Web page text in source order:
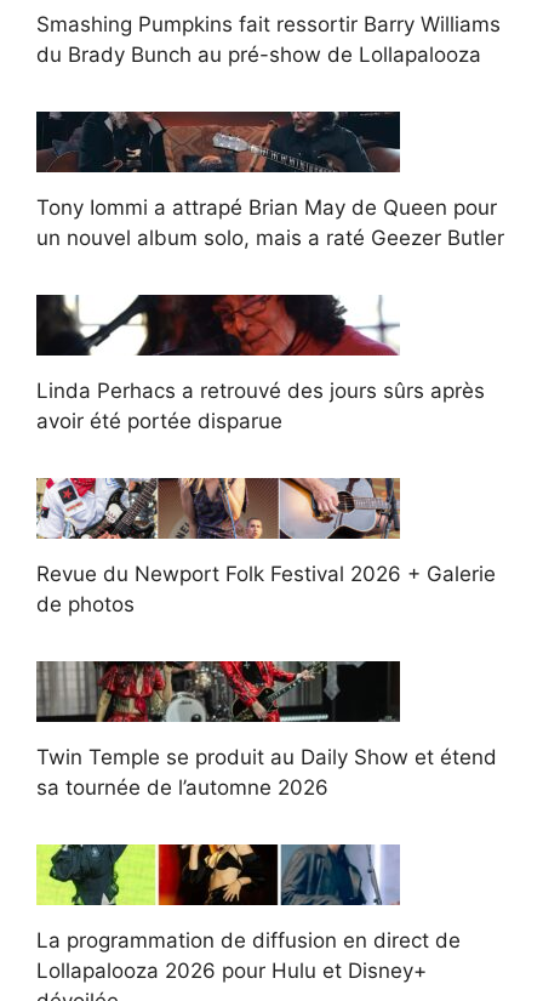
Smashing Pumpkins fait ressortir Barry Williams
du Brady Bunch au pré-show de Lollapalooza
Tony Iommi a attrapé Brian May de Queen pour
un nouvel album solo, mais a raté Geezer Butler
Linda Perhacs a retrouvé des jours sûrs après
avoir été portée disparue
Revue du Newport Folk Festival 2026 + Galerie
de photos
Twin Temple se produit au Daily Show et étend
sa tournée de l’automne 2026
La programmation de diffusion en direct de
Lollapalooza 2026 pour Hulu et Disney+